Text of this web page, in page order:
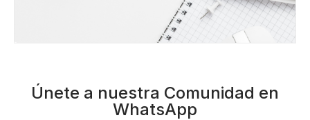
Únete a nuestra Comunidad en
WhatsApp